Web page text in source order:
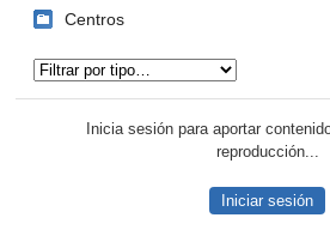
Centros
Inicia sesión para aportar
reproducción...
Iniciar sesión